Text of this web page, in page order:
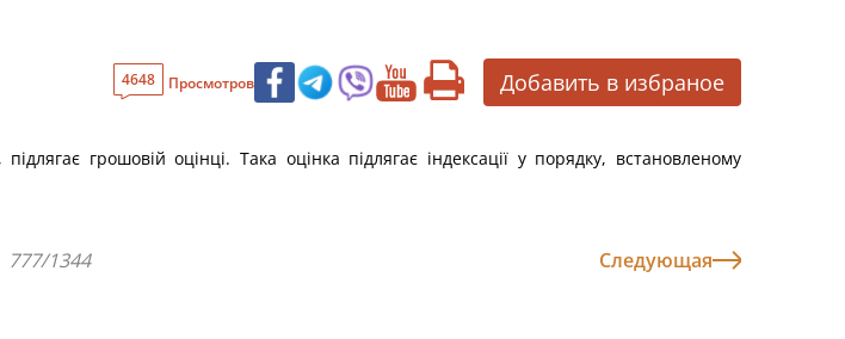
4648 Просмотров Добавить в избраное
грошовій оцінці. Така оцінка підлягає індексації у порядку, встановленому
777/1344 Следующая